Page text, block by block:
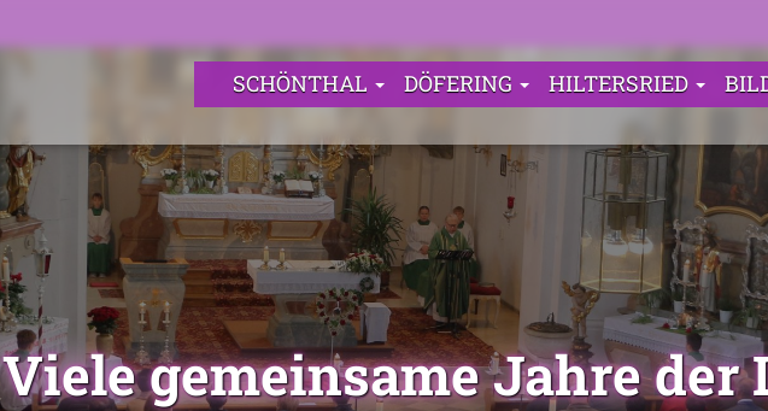
SCHÖNTHAL DÖFERING HILTERSRIED
Viele gemeinsame Jahre der